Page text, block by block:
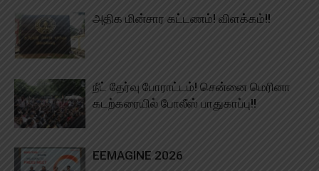
அதிக மின்சார கட்டணம்! விளக்கம்!!
நீட் தேர்வு போராட்டம்! சென்னை மெரினா
கடற்கரையில் போலீஸ் பாதுகாப்பு!!
EEMAGINE 2026